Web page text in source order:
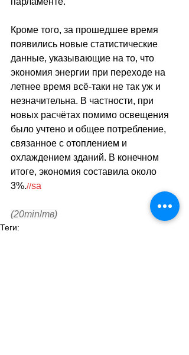
Кроме того, за прошедшее время
появились новые статистические
данные, указывающие на то, что
экономия энергии при переходе на
летнее время всё-таки не так уж и
незначительна. В частности, при
новых расчётах помимо освещения
было учтено и общее потребление,
связанное с отоплением и
охлаждением зданий. В конечном
итоге, экономия составила около
3%.//sa
(20min/тв)
Теги: